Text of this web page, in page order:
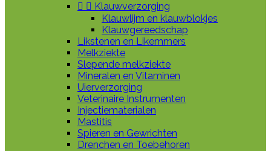
  Klauwverzorging
Klauwlijm en klauwblokjes
Klauwgereedschap
Likstenen en Likemmers
Melkziekte
Slepende melkziekte
Mineralen en Vitaminen
Uierverzorging
Veterinaire Instrumenten
Injectiematerialen
Mastitis
Spieren en Gewrichten
Drenchen en Toebehoren